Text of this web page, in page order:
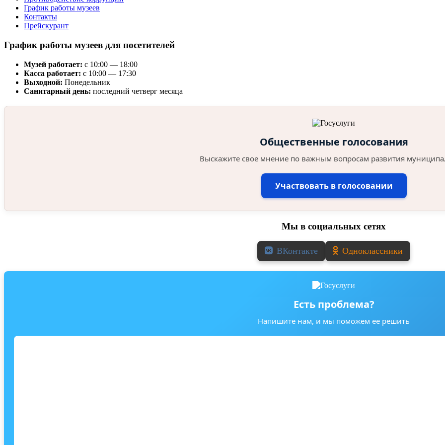
График работы музеев
Контакты
Прейскурант
График работы музеев для посетителей
Музей работает: с 10:00 — 18:00
Касса работает: с 10:00 — 17:30
Выходной: Понедельник
Санитарный день: последний четверг месяца
Общественные голосования
Выскажите свое мнение по важным вопросам развития
Участвовать в голосовании
Мы в социальных сетях
ВКонтакте Одноклассники
Есть проблема?
Напишите нам, и мы поможем ее решить